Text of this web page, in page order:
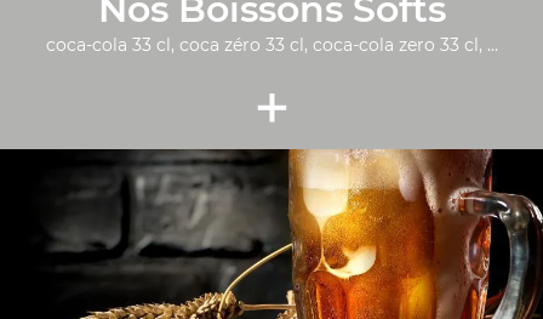
Nos Boissons Softs
coca-cola 33 cl, coca zéro 33 cl, coca-cola zero 33 cl, ...
+